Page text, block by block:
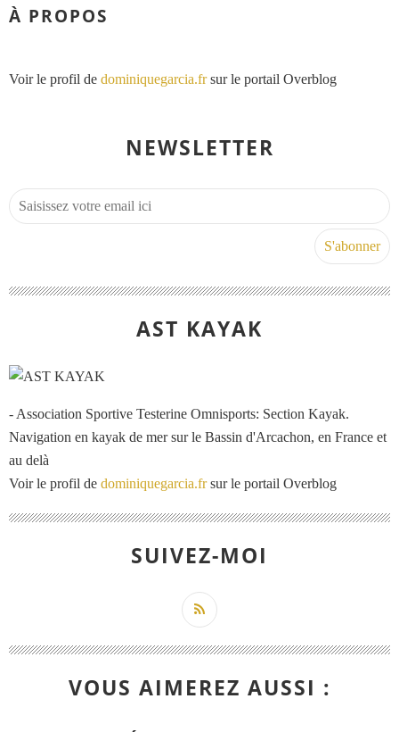
À PROPOS
Voir le profil de dominiquegarcia.frsur le portail Overblog
NEWSLETTER
AST KAYAK
- Association Sportive Testerine Omnisports: Section Kayak.
Navigation en kayak de mer sur le Bassin d'Arcachon, en France et
au delà
Voir le profil de dominiquegarcia.frsur le portail Overblog
SUIVEZ-MOI
VOUS AIMEREZ AUSSI :